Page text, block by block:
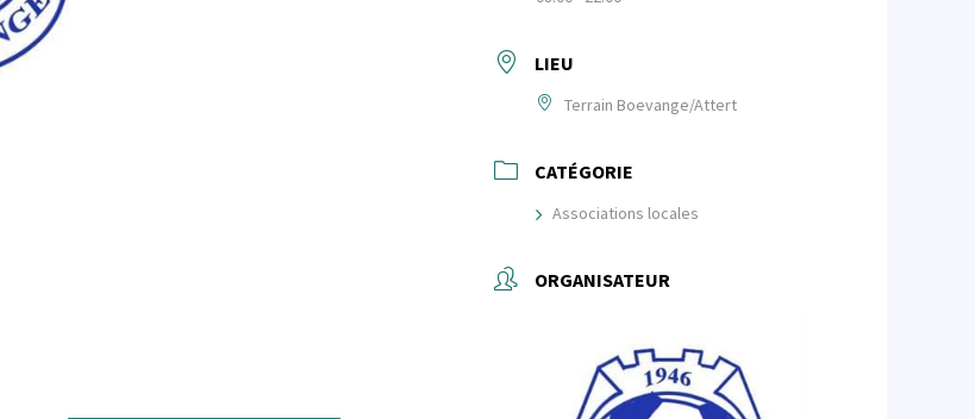
LIEU
Terrain Boevange/Attert
CATÉGORIE
Associations locales
ORGANISATEUR